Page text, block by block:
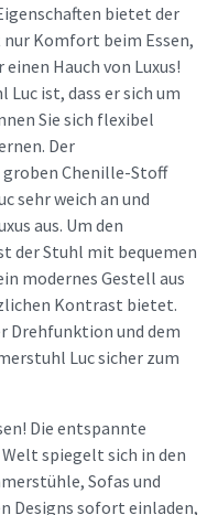
bietet der
Komfort beim Essen,
Hauch von Luxus!
Luc ist, dass er sich um
Sie sich flexibel
Der
Chenille-Stoff
sehr weich an und
aus. Um den
der Stuhl mit bequemen
modernes Gestell aus
Kontrast bietet.
Drehfunktion und dem
Luc sicher zum
Die entspannte
spiegelt sich in den
Sofas und
Designs sofort einladen,